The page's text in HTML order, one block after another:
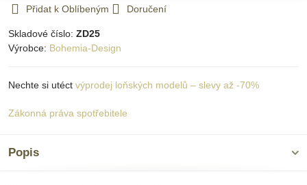
Přidat k Oblíbeným Doručení
Skladové číslo: ZD25
Výrobce: Bohemia-Design
Nechte si utéct výprodej loňských modelů – slevy až -70%
Zákonná práva spotřebitele
Popis